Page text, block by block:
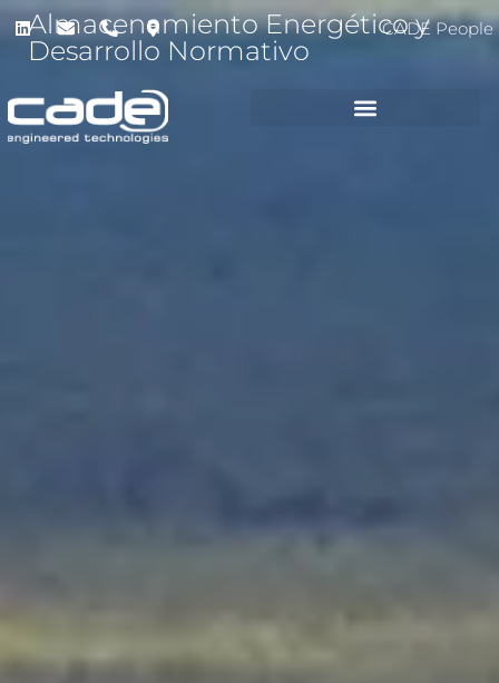
CADE People
Almacenamiento Energético y
Desarrollo Normativo